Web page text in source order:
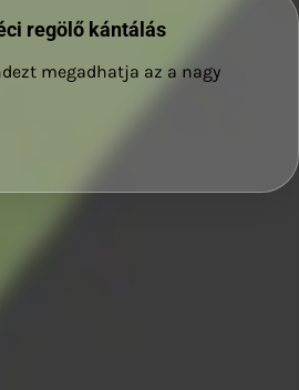
regölő kántálás
megadhatja az a nagy